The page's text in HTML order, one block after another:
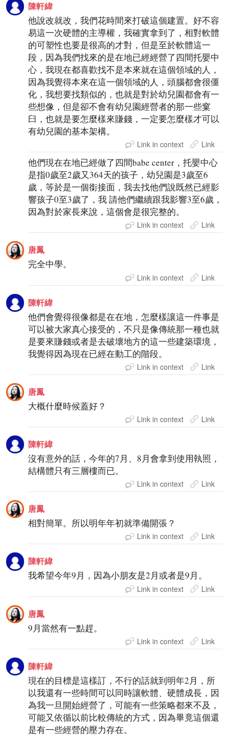
陳軒緯
他說改就改，我們花時間來打破這個建置。好不容
易這一次硬體的主導權，我確實拿到了，相對軟體
的可塑性也要是很高的才對，但是至於軟體這一
段，因為我們找來的是在地已經經營了四間托嬰中
心，我現在都喜歡找不是本來就在這個領域的人，
因為我覺得本來在這一個領域的人，頭腦都會很僵
化，我想要找類似的，也就是對於幼兒園都會有一
些想像，但是卻不會有幼兒園經營者的那一些窠
臼，也就是要怎麼樣來賺錢，一定要怎麼樣才可以
有幼兒園的基本架構。
Link in context Link
他們現在在地已經做了四間babe center，托嬰中心
是指0歲至2歲又364天的孩子，幼兒園是3歲至6
歲，等於是一個銜接面，我去找他們說既然已經影
響孩子0至3歲了，我 請他們繼續跟我影響3至6歲，
因為對於家長來說，這個會是很完整的。
Link in context Link
唐鳳
完全中學。
Link in context Link
陳軒緯
他們會覺得很像都是在在地，怎麼樣讓這一件事是
可以被大家真心接受的，不只是像傳統那一種也就
是要來賺錢或者是去破壞地方的這一些建築環境，
我覺得因為現在已經在動工的階段。
Link in context Link
唐鳳
大概什麼時候蓋好？
Link in context Link
陳軒緯
沒有意外的話，今年的7月、8月會拿到使用執照，
結構體只有三層樓而已。
Link in context Link
唐鳳
相對簡單。所以明年年初就準備開張？
Link in context Link
陳軒緯
我希望今年9月，因為小朋友是2月或者是9月。
Link in context Link
唐鳳
9月當然有一點趕。
Link in context Link
陳軒緯
現在的目標是這樣訂，不行的話就到明年2月，所
以我還有一些時間可以同時讓軟體、硬體成長，因
為我一旦開始經營了，可能有一些策略都來不及，
可能又依循以前比較傳統的方式，因為畢竟這個還
是有一些經營的壓力存在。